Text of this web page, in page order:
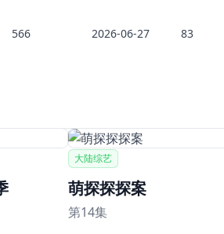
566 2026-06-27 83
大陆综艺
萌探探探案
第14集